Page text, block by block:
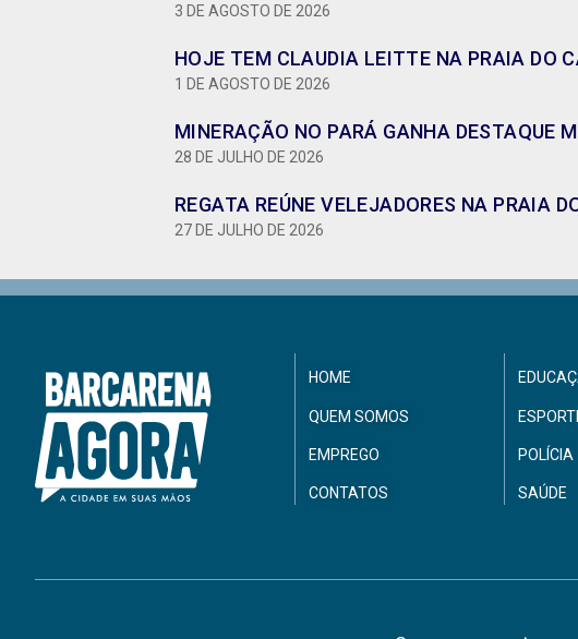
3 DE AGOSTO DE 2026
HOJE TEM CLAUDIA LEITTE NA PRAIA DO
1 DE AGOSTO DE 2026
MINERAÇÃO NO PARÁ GANHA DESTAQUE
28 DE JULHO DE 2026
REGATA REÚNE VELEJADORES NA PRAIA
27 DE JULHO DE 2026
HOME
QUEM SOMOS
EMPREGO
CONTATOS
POLÍCIA
SAÚDE